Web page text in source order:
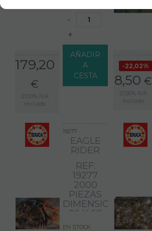
179,20
€
21.00% IVA
incluido
ARTICULO
LLEVA UN
COSTE
ENVÍO
ADICIONAL,
CONSÚLTENOS
ANTES
-
+
AÑADIR
A
CESTA
22,02%
8,50 €
21.00% IVA
incluido
19277
EAGLE
RIDER
REF:
19277
2000
PIEZAS
DIMENSIONES:
96 X 68
CM
EN STOCK